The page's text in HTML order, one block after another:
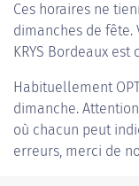
Ces horaires ne
dimanches de fête.
KRYS Bordeaux
Habituellement
dimanche.
où chacun peut
erreurs, merci de